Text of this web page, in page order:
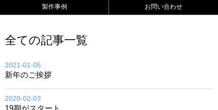
製作事例 お問い合わせ
全ての記事一覧
2021-01-05
新年のご挨拶
2020-02-03
19期がスタート